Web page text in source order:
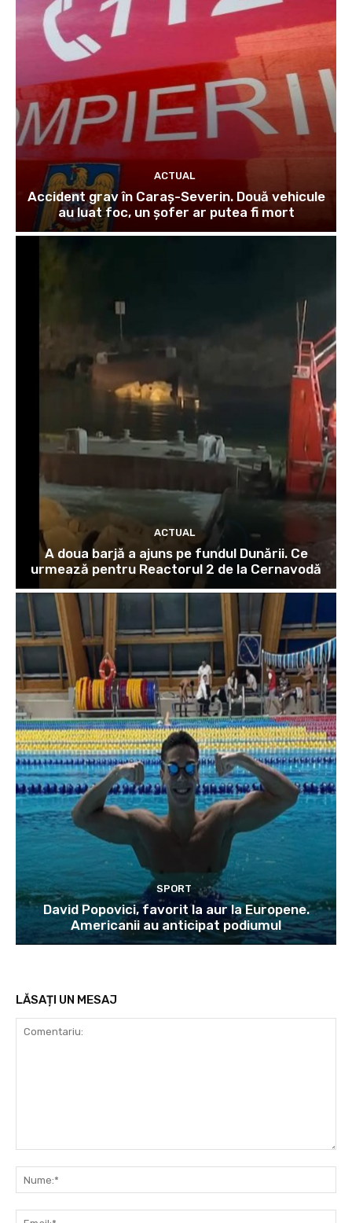
ACTUAL
Accident grav în Caraș-Severin. Două vehicule
au luat foc, un șofer ar putea fi mort
ACTUAL
A doua barjă a ajuns pe fundul Dunării. Ce
urmează pentru Reactorul 2 de la Cernavodă
SPORT
David Popovici, favorit la aur la Europene.
Americanii au anticipat podiumul
LĂSAȚI UN MESAJ